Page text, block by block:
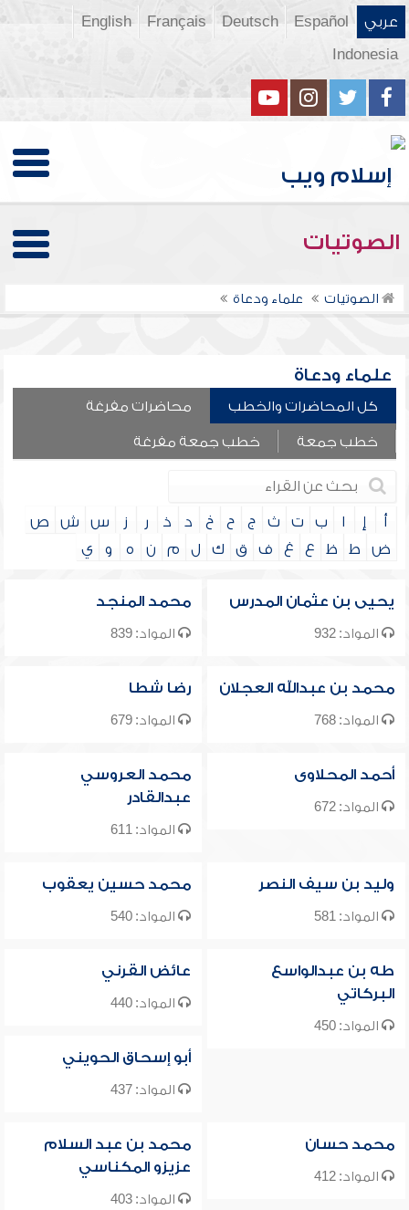
عربي Español
Deutsch
Français
English
Indonesia
الصوتيات
الصوتيات علماء ودعاة
علماء ودعاة
كل المحاضرات والخطب محاضرات مفرغة
خطب جمعة خطب جمعة مفرغة
أ إ ا ب ت ث ج ح خ د ذ ر ز س ش
ص
ض
ط ظ ع غ ف ق ك ل م ن ه و ي
يحيى بن عثمان المدرس
المواد: 932
محمد المنجد
المواد: 839
محمد بن عبدالله العجلان
المواد: 768
رضا شطا
المواد: 679
أحمد المحلاوى
المواد: 672
محمد العروسي
عبدالقادر
المواد: 611
وليد بن سيف النصر
المواد: 581
محمد حسين يعقوب
المواد: 540
طه بن عبدالواسع
البركاتي
المواد: 450
عائض القرني
المواد: 440
أبو إسحاق الحويني
المواد: 437
محمد حسان
المواد: 412
محمد بن عبد السلام
عزيزو المكناسي
المواد: 403